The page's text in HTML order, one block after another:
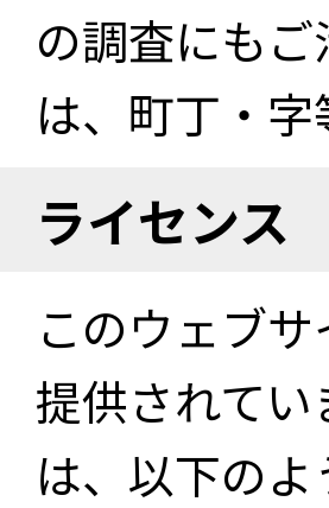
の調査にも
は、町丁・
ライセンス
このウェブ
提供されて
は、以下の